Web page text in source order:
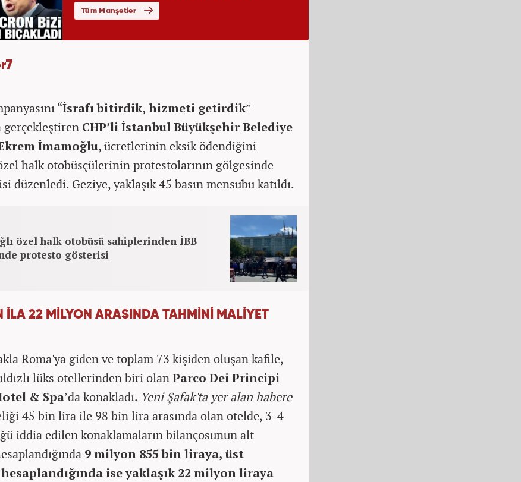
“İsrafı bitirdik, hizmeti getirdik”
gerçekleştiren CHP’li İstanbul Büyükşehir Belediye
İmamoğlu, ücretlerinin eksik ödendiğini
halk otobüsçülerinin protestolarının gölgesinde
düzenledi. Geziye, yaklaşık 45 basın mensubu katıldı.
özel halk otobüsü sahiplerinden İBB
protesto gösterisi
İLA 22 MİLYON ARASINDA TAHMİNİ MALİYET
Roma'ya giden ve toplam 73 kişiden oluşan kafile,
lüks otellerinden biri olanParco Dei Principi
& Spa’da konakladı. Yeni Şafak'ta yer alan habere
45 bin lira ile 98 bin lira arasında olan otelde, 3-4
iddia edilen konaklamaların bilançosunun alt
9 milyon 855 bin liraya, üst
hesaplandığında ise yaklaşık 22 milyon liraya